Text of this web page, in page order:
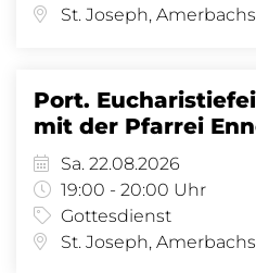
St. Joseph,
Port.
mit der Pfarrei
Sa. 22.08.2026
19:00 - 20:00 Uhr
Gottesdienst
St. Joseph,